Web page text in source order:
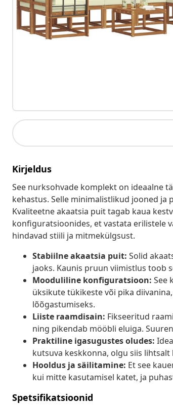
Kirjeldus
See nurksohvade komplekt on ideaalne
kehastus. Selle minimalistlikud jooned ja
Kvaliteetne akaatsia puit tagab kaua
konfiguratsioonides, et vastata erilistele
hindavad stiili ja mitmekülgsust.
Stabiilne akaatsia puit: Solid
jaoks. Kaunis pruun viimistlus toob
Mooduliline konfiguratsioon: See
üksikute tükikeste või pika
lõõgastumiseks.
Liiste raamdisain: Fikseeritud
ning pikendab mööbli eluiga.
Praktiline igasugustes oludes:
kutsuva keskkonna, olgu siis
Hooldus ja säilitamine: Et see
kui mitte kasutamisel katet, ja
Spetsifikatsioonid